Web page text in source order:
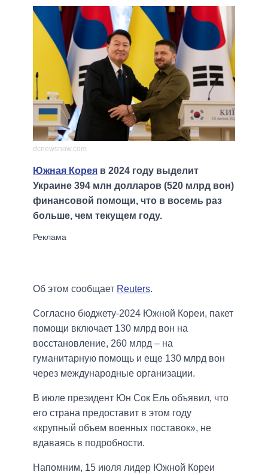
ВСЕ ПЕРСОНЫ
dcnewsnow.com
Южная Корея в 2024 году выделит
Украине 394 млн долларов (520 млрд вон)
финансовой помощи, что в восемь раз
больше, чем текущем году.
Об этом сообщает Reuters.
Согласно бюджету-2024 Южной Кореи, пакет
помощи включает 130 млрд вон на
восстановление, 260 млрд – на
гуманитарную помощь и еще 130 млрд вон
через международные организации.
В июле президент Юн Сок Ель объявил, что
его страна предоставит в этом году
«крупный объем военных поставок», не
вдаваясь в подробности.
Напомним, 15 июля лидер Южной Кореи